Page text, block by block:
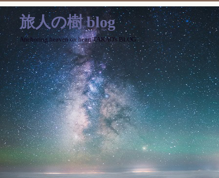
旅人の樹 blog
Anchoring heaven on heart TAKAO's BLOG